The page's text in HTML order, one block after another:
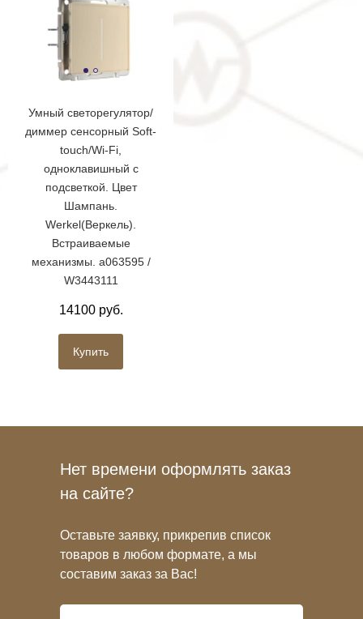
Умный светорегулятор/
диммер сенсорный Soft-
touch/Wi-Fi,
одноклавишный с
подсветкой. Цвет
Шампань.
Werkel(Веркель).
Встраиваемые
механизмы. a063595 /
W3443111
14100 руб.
Купить
Нет времени оформлять заказ
на сайте?
Оставьте заявку, прикрепив список
товаров в любом формате, а мы
составим заказ за Вас!